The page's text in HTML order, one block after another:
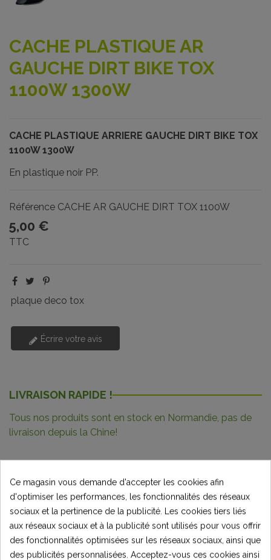
CACHE PLASTIQUE AR
GAUCHE DIRT BIKE TOX
1100W 1300W
CACHE PLASTIQUE ARRIERE GAUCHE DIRT BIKE TOX
1100W 1300W
En plastique noir PP.
Référence CACHE AR GAUCHE DIRT TOX 1100W
5,00 €
TTC
plaque deco tox
Écrire votre avis
LIVRAISON RAPIDE !
Tous nos produits sont en stock en Normandie, pas de
livraison depuis la Chine!
Description
Détails du produit
(0)
Ce magasin vous demande d'accepter les cookies afin
d'optimiser les performances, les fonctionnalités des réseaux
sociaux et la pertinence de la publicité. Les cookies tiers liés
aux réseaux sociaux et à la publicité sont utilisés pour vous offrir
des fonctionnalités optimisées sur les réseaux sociaux, ainsi que
des publicités personnalisées. Acceptez-vous ces cookies ainsi